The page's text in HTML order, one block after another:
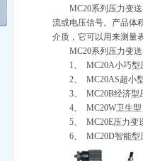
MC20系列压力变
流或电压信号。产品体
介质，它可以用来测量
MC20系列压力变
1、 MC20A小巧型
2、 MC20AS超小
3、 MC20B经济型
4、 MC20W卫生
5、 MC20E压力变
6、 MC20D智能型